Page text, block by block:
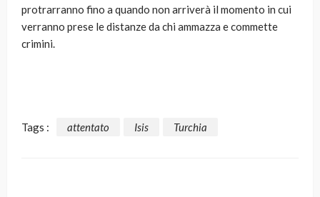
protrarranno fino a quando non arriverà il momento in cui
verranno prese le distanze da chi ammazza e commette
crimini.
Tags : attentato Isis Turchia